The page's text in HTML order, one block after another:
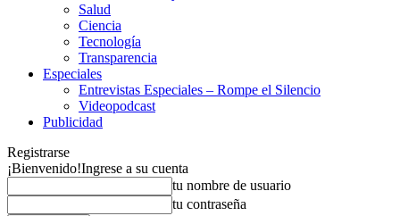
Salud
Ciencia
Tecnología
Transparencia
Especiales
Entrevistas Especiales – Rompe el Silencio
Videopodcast
Publicidad
Registrarse
¡Bienvenido!Ingrese a su cuenta
tu nombre de usuario
tu contraseña